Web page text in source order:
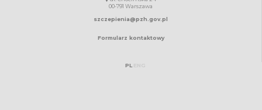
00-791 Warszawa
szczepienia@pzh.gov.pl
Formularz kontaktowy
PL